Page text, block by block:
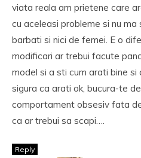
viata reala am prietene care
cu aceleasi probleme si nu
barbati si nici de femei. E o
modificari ar trebui facute
model si a sti cum arati bine
sigura ca arati ok, bucura-te
comportament obsesiv fata
ca ar trebui sa scapi….
Reply